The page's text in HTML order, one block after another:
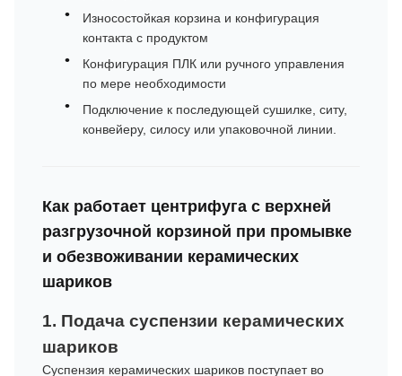
Износостойкая корзина и конфигурация
контакта с продуктом
Конфигурация ПЛК или ручного управления
по мере необходимости
Подключение к последующей сушилке, ситу,
конвейеру, силосу или упаковочной линии.
Как работает центрифуга с верхней
разгрузочной корзиной при промывке
и обезвоживании керамических
шариков
1. Подача суспензии керамических
шариков
Суспензия керамических шариков поступает во